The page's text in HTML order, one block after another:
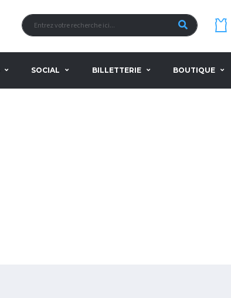
SOCIAL BILLETTERIE BOUTIQUE